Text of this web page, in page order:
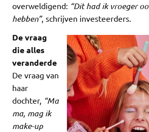
overweldigend: “Dit had ik vroeger
hebben”, schrijven investeerders.
De vraag
die alles
veranderde
De vraag van
haar
dochter, “Ma
ma, mag ik
make-up